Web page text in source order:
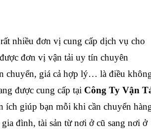
nhiều đơn vị cung cấp dịch vụ cho
đơn vị vận tải uy tín chuyên
chuyển, giá cả hợp lý… là điều
được cung cấp tại Công Ty Vận
ích giúp bạn mỗi khi cần chuyển
đình, tài sản từ nơi ở cũ sang nơi ở